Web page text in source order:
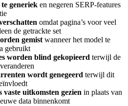
generiek en negeren SERP-features
omdat pagina’s voor veel
de getrackte set
gemist wanneer het model te
gebruikt
worden blind gekopieerd terwijl de
wordt genegeerd terwijl dit
vaste uitkomsten gezien in plaats van
data binnenkomt